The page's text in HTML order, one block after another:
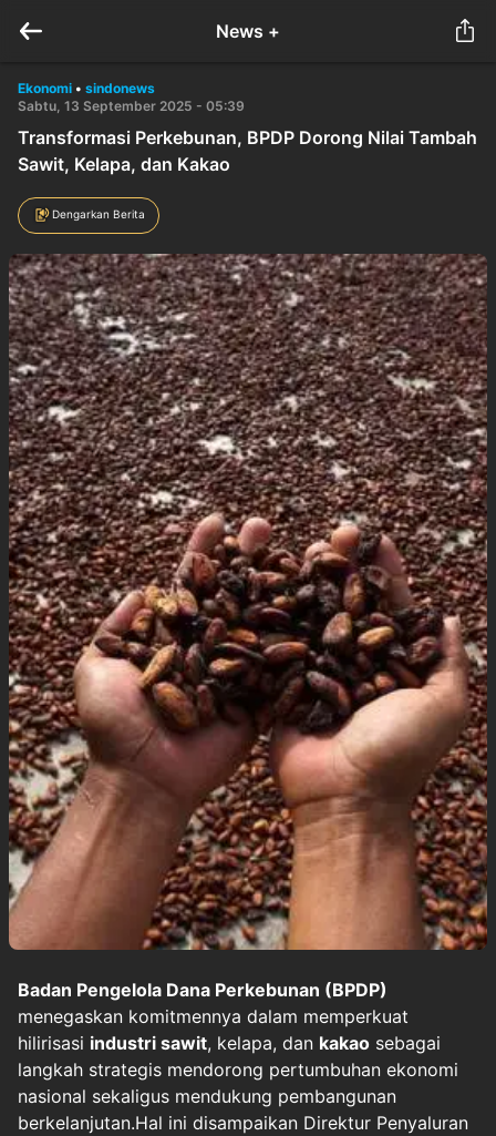
News +
Ekonomi • sindonews
Sabtu, 13 September 2025 - 05:39
Transformasi Perkebunan, BPDP Dorong Nilai Tambah
Sawit, Kelapa, dan Kakao
Dengarkan Berita
Badan Pengelola Dana Perkebunan (BPDP)
menegaskan komitmennya dalam memperkuat
hilirisasi industri sawit, kelapa, dan kakao sebagai
langkah strategis mendorong pertumbuhan ekonomi
nasional sekaligus mendukung pembangunan
berkelanjutan.Hal ini disampaikan Direktur Penyaluran